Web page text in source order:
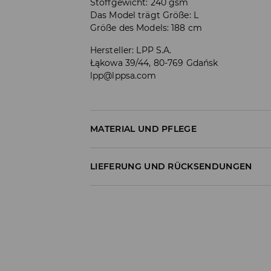
Stoffgewicht: 240 gsm
Das Model trägt Größe: L
Größe des Models: 188 cm
Hersteller: LPP S.A.
Łąkowa 39/44, 80-769 Gdańsk
lpp@lppsa.com
MATERIAL UND PFLEGE
ERSTER STOFF 50% BAUMWOLLE, 45% MODAL,
BLEICHEN NICHT ERLAUBT
LIEFERUNG UND RÜCKSENDUNGEN